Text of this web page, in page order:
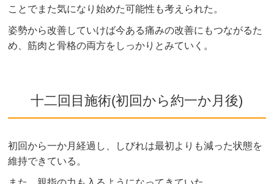
ことでまた気になり始めた可能性も考えられた。
姿勢から改善していけば今ある痛みの改善にもつながるた
め、筋肉と骨格の両方をしっかりとみていく。
十二回目施術(初回から約一か月後)
初回から一か月経過し、しびれは最初よりも減った状態を
維持できている。